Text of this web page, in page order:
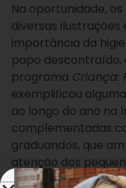
Na oportunidade,
diversas
importância da
papo descontraído,
programa Criança:
exemplificou
ao longo do ano na
complementadas
graduandos, que
atenção dos
alimentação.